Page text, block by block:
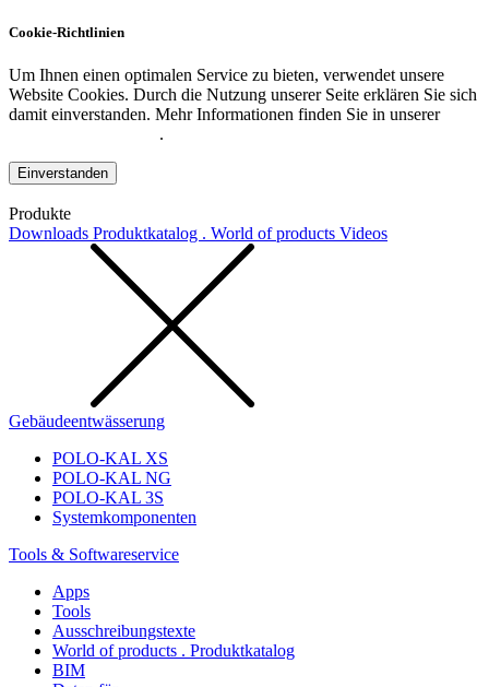
Cookie-Richtlinien
Um Ihnen einen optimalen Service zu bieten, verwendet unsere
Website Cookies. Durch die Nutzung unserer Seite erklären Sie sich
damit einverstanden. Mehr Informationen finden Sie in unserer
.
Einverstanden
Produkte
Downloads Produktkatalog . World of products Videos
Gebäudeentwässerung
POLO-KAL XS
POLO-KAL NG
POLO-KAL 3S
Systemkomponenten
Tools & Softwareservice
Apps
Tools
Ausschreibungstexte
World of products . Produktkatalog
BIM